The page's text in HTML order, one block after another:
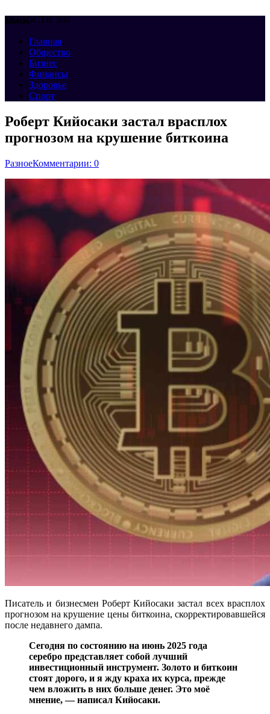
НОВОСТИ 360
Меню
Главная
Общество
Бизнес
Финансы
Здоровье
Спорт
Роберт Кийосаки застал врасплох
прогнозом на крушение биткоина
РазноеКомментарии: 0
Писатель и бизнесмен Роберт Кийосаки застал всех врасплох
прогнозом на крушение цены биткоина, скорректировавшейся
после недавнего дампа.
Сегодня по состоянию на июнь 2025 года
серебро представляет собой лучший
инвестиционный инструмент. Золото и биткоин
стоят дорого, и я жду краха их курса, прежде
чем вложить в них больше денег. Это моё
мнение, — написал Кийосаки.